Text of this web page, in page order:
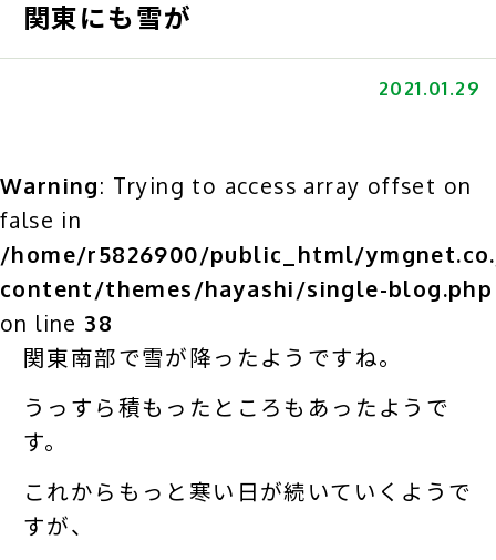
関東にも雪が
2021.01.29
Warning: Trying to access array offset on
false in
/home/r5826900/public_html/
content/themes/hayashi/single-blog.php
on line 38
関東南部で雪が降ったようですね。
うっすら積もったところもあったようで
す。
これからもっと寒い日が続いていくようで
すが、